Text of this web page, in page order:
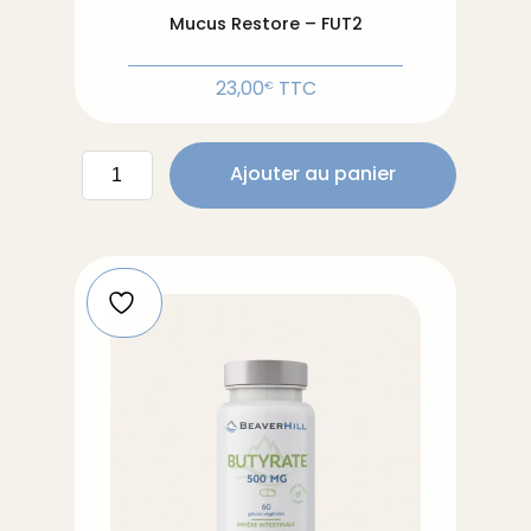
Mucus Restore – FUT2
23,00€ TTC
quantité
FUT2
Ajouter au panier